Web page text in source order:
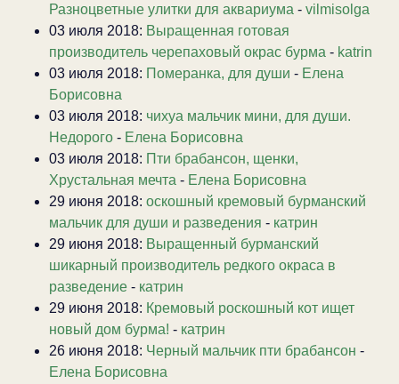
Разноцветные улитки для аквариума - vilmisolga
03 июля 2018: Выращенная готовая
производитель черепаховый окрас бурма - katrin
03 июля 2018: Померанка, для души - Елена
Борисовна
03 июля 2018: чихуа мальчик мини, для души.
Недорого - Елена Борисовна
03 июля 2018: Пти брабансон, щенки,
Хрустальная мечта - Елена Борисовна
29 июня 2018: оскошный кремовый бурманский
мальчик для души и разведения - катрин
29 июня 2018: Выращенный бурманский
шикарный производитель редкого окраса в
разведение - катрин
29 июня 2018: Кремовый роскошный кот ищет
новый дом бурма! - катрин
26 июня 2018: Черный мальчик пти брабансон -
Елена Борисовна